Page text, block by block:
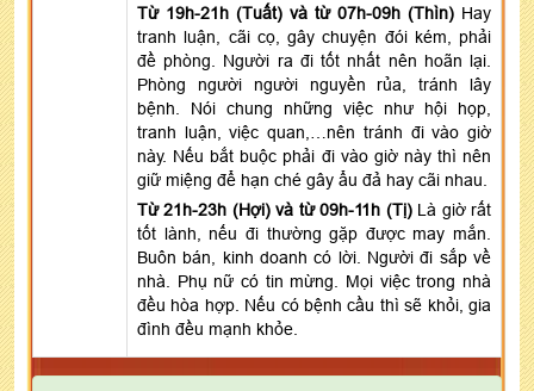
Từ 19h-21h (Tuất) và từ 07h-09h (Thìn) Hay
tranh luận, cãi cọ, gây chuyện đói kém, phải
đề phòng. Người ra đi tốt nhất nên hoãn lại.
Phòng người người nguyền rủa, tránh lây
bệnh. Nói chung những việc như hội họp,
tranh luận, việc quan,…nên tránh đi vào giờ
này. Nếu bắt buộc phải đi vào giờ này thì nên
giữ miệng để hạn ché gây ẩu đả hay cãi nhau.
Từ 21h-23h (Hợi) và từ 09h-11h (Tị) Là giờ rất
tốt lành, nếu đi thường gặp được may mắn.
Buôn bán, kinh doanh có lời. Người đi sắp về
nhà. Phụ nữ có tin mừng. Mọi việc trong nhà
đều hòa hợp. Nếu có bệnh cầu thì sẽ khỏi, gia
đình đều mạnh khỏe.